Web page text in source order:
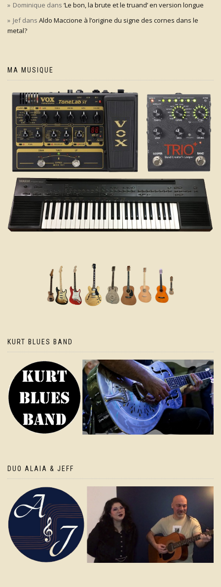
Dominique dans ‘Le bon, la brute et le truand’ en version longue
Jefdans Aldo Maccione à l’origine du signe des cornes dans le
metal?
MA MUSIQUE
KURT BLUES BAND
DUO ALAIA & JEFF